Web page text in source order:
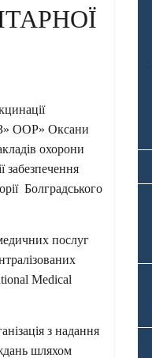
ООР» Оксани
охорони
забезпечення
Болградського
послуг
Medical
з надання
шляхом